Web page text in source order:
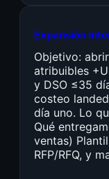
Expansión
Objetivo:
atribuibles
y DSO ≤35
costeo
día uno. Lo
Qué
ventas)
RFP/RFQ, y